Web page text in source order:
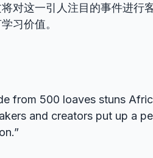
对这一引人注目的事件进行
习价值。
from 500 loaves stuns
and creators put up a